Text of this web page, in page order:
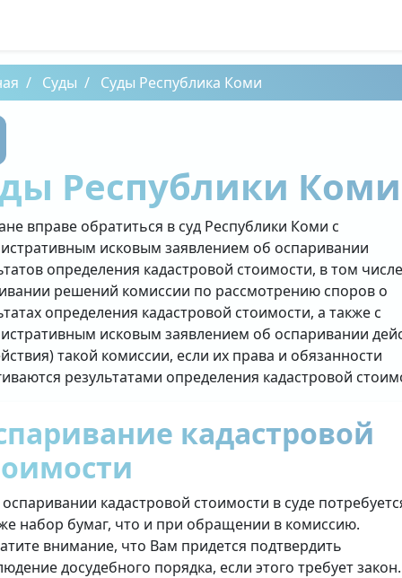
Суды Суды Республика Коми
Республики Коми
вправе обратиться в суд Республики Коми с
исковым заявлением об оспаривании
определения кадастровой стоимости, в том
решений комиссии по рассмотрению споров о
определения кадастровой стоимости, а также с
исковым заявлением об оспаривании
такой комиссии, если их права и обязанности
результатами определения кадастровой
кадастровой
кадастровой стоимости в суде
набор бумаг, что и при обращении в комиссию.
внимание, что Вам придется подтвердить
досудебного порядка, если этого требует закон.